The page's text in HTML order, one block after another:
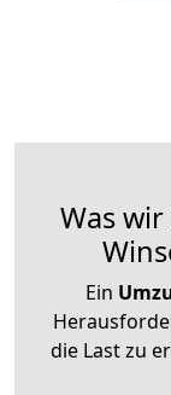
Was
Ein
die Last zu